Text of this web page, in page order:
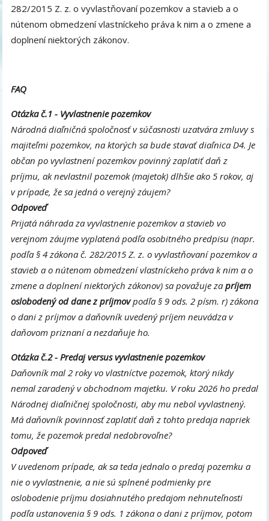
282/2015 Z. z. o vyvlastňovaní pozemkov a stavieb a o
nútenom obmedzení vlastníckeho práva k nim a o zmene a
doplnení niektorých zákonov.
FAQ
Otázka č.1 - Vyvlastnenie pozemkov
Národná diaľničná spoločnosť v súčasnosti uzatvára zmluvy s
majiteľmi pozemkov, na ktorých sa bude stavať diaľnica D4. Je
občan po vyvlastnení pozemkov povinný zaplatiť daň z
príjmu, ak nevlastnil pozemok (majetok) dlhšie ako 5 rokov, aj
v prípade, že sa jedná o verejný záujem?
Odpoveď
Prijatá náhrada za vyvlastnenie pozemkov a stavieb vo
verejnom záujme vyplatená podľa osobitného predpisu (napr.
podľa § 4 zákona č. 282/2015 Z. z. o vyvlastňovaní pozemkov a
stavieb a o nútenom obmedzení vlastníckeho práva k nim a o
zmene a doplnení niektorých zákonov) sa považuje za príjem
oslobodený od dane z príjmovpodľa § 9 ods. 2 písm. r) zákona
o dani z príjmov a daňovník uvedený príjem neuvádza v
daňovom priznaní a nezdaňuje ho.
Otázka č.2- Predaj versus vyvlastnenie pozemkov
Daňovník mal 2 roky vo vlastníctve pozemok, ktorý nikdy
nemal zaradený v obchodnom majetku. V roku 2026 ho predal
Národnej diaľničnej spoločnosti, aby mu nebol vyvlastnený.
Má daňovník povinnosť zaplatiť daň z tohto predaja napriek
tomu, že pozemok predal nedobrovoľne?
Odpoveď
V uvedenom prípade, ak sa teda jednalo o predaj pozemku a
nie o vyvlastnenie, a nie sú splnené podmienky pre
oslobodenie príjmu dosiahnutého predajom nehnuteľnosti
podľa ustanovenia § 9 ods. 1 zákona o dani z príjmov, potom